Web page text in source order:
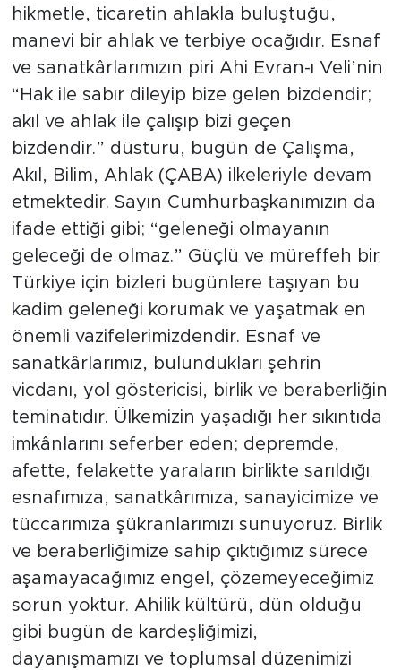
hikmetle, ticaretin ahlakla buluştuğu,
manevi bir ahlak ve terbiye ocağıdır. Esnaf
ve sanatkârlarımızın piri Ahi Evran-ı Veli’nin
“Hak ile sabır dileyip bize gelen bizdendir;
akıl ve ahlak ile çalışıp bizi geçen
bizdendir.” düsturu, bugün de Çalışma,
Akıl, Bilim, Ahlak (ÇABA) ilkeleriyle devam
etmektedir. Sayın Cumhurbaşkanımızın da
ifade ettiği gibi; “geleneği olmayanın
geleceği de olmaz.” Güçlü ve müreffeh bir
Türkiye için bizleri bugünlere taşıyan bu
kadim geleneği korumak ve yaşatmak en
önemli vazifelerimizdendir. Esnaf ve
sanatkârlarımız, bulundukları şehrin
vicdanı, yol göstericisi, birlik ve beraberliğin
teminatıdır. Ülkemizin yaşadığı her sıkıntıda
imkânlarını seferber eden; depremde,
afette, felakette yaraların birlikte sarıldığı
esnafımıza, sanatkârımıza, sanayicimize ve
tüccarımıza şükranlarımızı sunuyoruz. Birlik
ve beraberliğimize sahip çıktığımız sürece
aşamayacağımız engel, çözemeyeceğimiz
sorun yoktur. Ahilik kültürü, dün olduğu
gibi bugün de kardeşliğimizi,
dayanışmamızı ve toplumsal düzenimizi